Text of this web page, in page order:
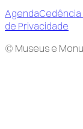
AgendaCedência
de Privacidade
© Museus e